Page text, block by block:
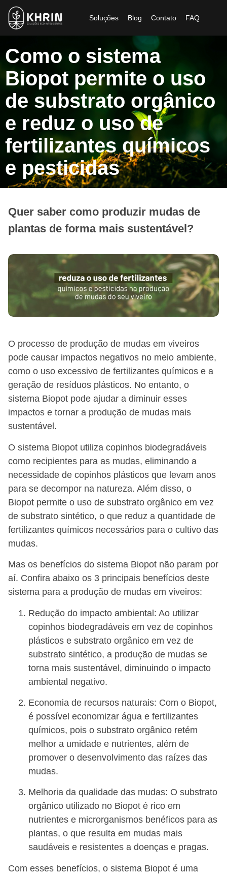
Soluções Blog Contato FAQ
Como o sistema
Biopot permite o uso
de substrato orgânico
e reduz o uso de
fertilizantes químicos
e pesticidas
Quer saber como produzir mudas de
plantas de forma mais sustentável?
O processo de produção de mudas em viveiros
pode causar impactos negativos no meio ambiente,
como o uso excessivo de fertilizantes químicos e a
geração de resíduos plásticos. No entanto, o
sistema Biopot pode ajudar a diminuir esses
impactos e tornar a produção de mudas mais
sustentável.
O sistema Biopot utiliza copinhos biodegradáveis
como recipientes para as mudas, eliminando a
necessidade de copinhos plásticos que levam anos
para se decompor na natureza. Além disso, o
Biopot permite o uso de substrato orgânico em vez
de substrato sintético, o que reduz a quantidade de
fertilizantes químicos necessários para o cultivo das
mudas.
Mas os benefícios do sistema Biopot não param por
aí. Confira abaixo os 3 principais benefícios deste
sistema para a produção de mudas em viveiros:
Redução do impacto ambiental: Ao utilizar
copinhos biodegradáveis em vez de copinhos
plásticos e substrato orgânico em vez de
substrato sintético, a produção de mudas se
torna mais sustentável, diminuindo o impacto
ambiental negativo.
Economia de recursos naturais: Com o Biopot,
é possível economizar água e fertilizantes
químicos, pois o substrato orgânico retém
melhor a umidade e nutrientes, além de
promover o desenvolvimento das raízes das
mudas.
Melhoria da qualidade das mudas: O substrato
orgânico utilizado no Biopot é rico em
nutrientes e microrganismos benéficos para as
plantas, o que resulta em mudas mais
saudáveis e resistentes a doenças e pragas.
Com esses benefícios, o sistema Biopot é uma